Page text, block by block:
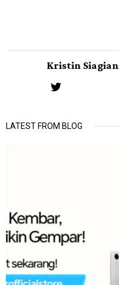
Kristin Siagian
LATEST FROM BLOG